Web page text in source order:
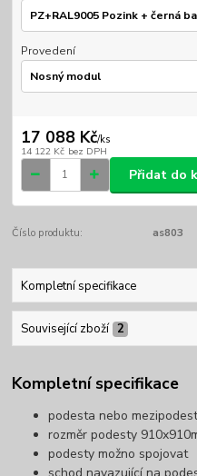
Provedení
17 088 Kč/ks
14 122 Kč bez DPH
Přidat do
Číslo produktu: as803
Kompletní specifikace
Související zboží 2
Kompletní specifikace
podesta nebo
rozměr podesty
podesty možno spojovat